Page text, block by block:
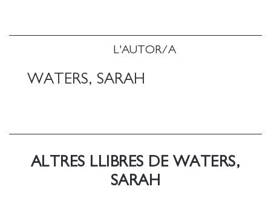
L'AUTOR/A
WATERS, SARAH
ALTRES LLIBRES DE WATERS,
SARAH